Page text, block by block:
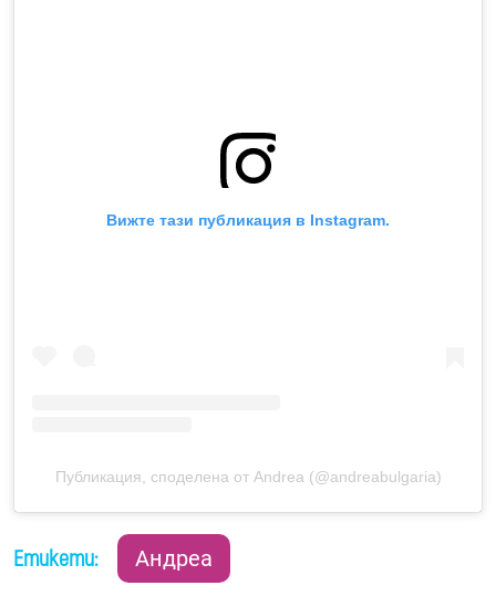
Вижте тази публикация в Instagram.
Публикация, споделена от Andrea (@andreabulgaria)
Етикети: Андреа